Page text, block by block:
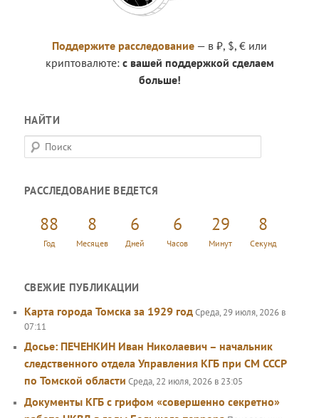
Поддержите расследование — в ₽, $, € или
криптовалюте: с вашей поддержкой сделаем
больше!
НАЙТИ
П
о
с
РАССЛЕДОВАНИЕ ВЕДЕТСЯ
88
Год
8
Месяцев
6
Дней
6
Часов
29
Минут
9
Секунд
СВЕЖИЕ ПУБЛИКАЦИИ
Карта города Томска за 1929 годСреда, 29 июля, 2026 в
07:11
Досье: ПЕЧЕНКИН Иван Николаевич – начальник
следственного отдела Управления КГБ при СМ СССР
по Томской области Среда, 22 июля, 2026 в 23:05
Документы КГБ с грифом «совершенно секретно»